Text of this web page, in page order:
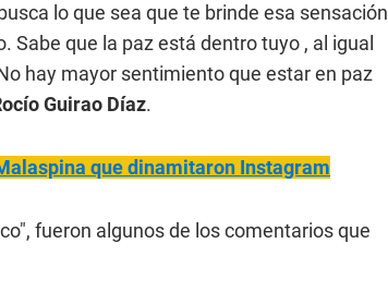
lo que sea que te brinde esa sensación
que la paz está dentro tuyo , al igual
hay mayor sentimiento que estar en paz
Guirao Díaz.
que dinamitaron Instagram
fueron algunos de los comentarios que